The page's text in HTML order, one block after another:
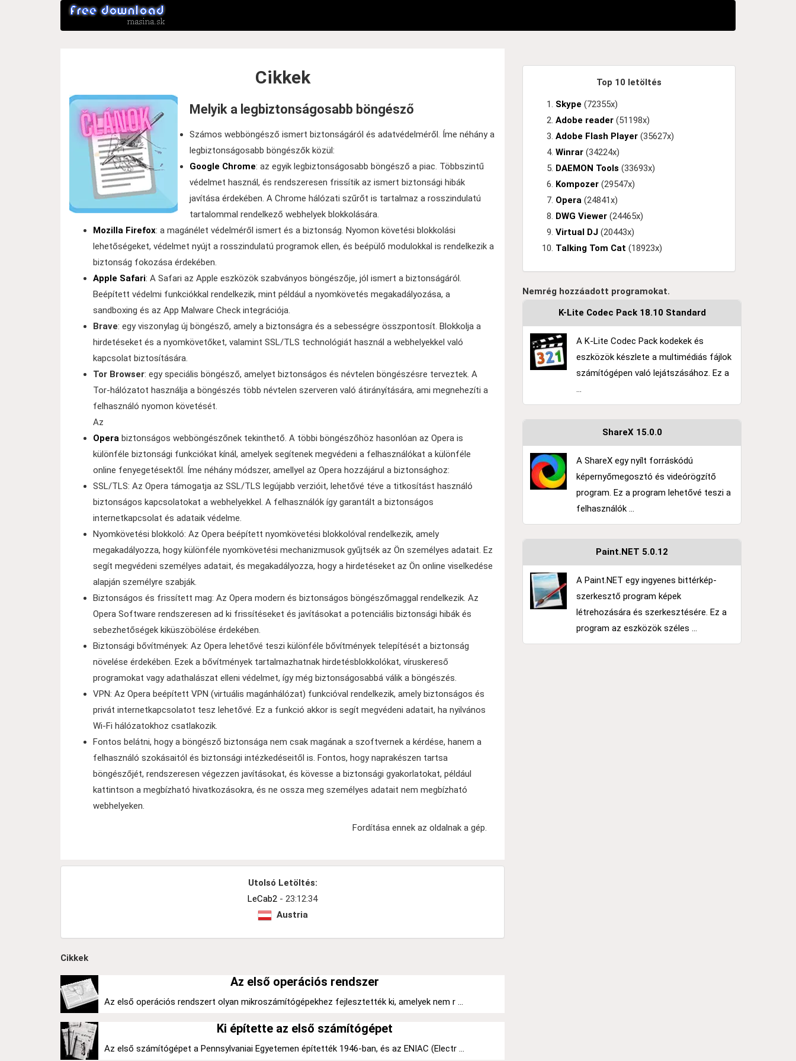
Cikkek
Melyik a legbiztonságosabb böngésző
Számos webböngésző ismert biztonságáról és adatvédelméről. Íme néhány a
legbiztonságosabb böngészők közül:
Google Chrome: az egyik legbiztonságosabb böngésző a piac. Többszintű
védelmet használ, és rendszeresen frissítik az ismert biztonsági hibák
javítása érdekében. A Chrome hálózati szűrőt is tartalmaz a rosszindulatú
tartalommal rendelkező webhelyek blokkolására.
Mozilla Firefox: a magánélet védelméről ismert és a biztonság. Nyomon követési blokkolási
lehetőségeket, védelmet nyújt a rosszindulatú programok ellen, és beépülő modulokkal is rendelkezik a
biztonság fokozása érdekében.
Apple Safari: A Safari az Apple eszközök szabványos böngészője, jól ismert a biztonságáról.
Beépített védelmi funkciókkal rendelkezik, mint például a nyomkövetés megakadályozása, a
sandboxing és az App Malware Check integrációja.
Brave: egy viszonylag új böngésző, amely a biztonságra és a sebességre összpontosít. Blokkolja a
hirdetéseket és a nyomkövetőket, valamint SSL/TLS technológiát használ a webhelyekkel való
kapcsolat biztosítására.
Tor Browser: egy speciális böngésző, amelyet biztonságos és névtelen böngészésre terveztek. A
Tor-hálózatot használja a böngészés több névtelen szerveren való átirányítására, ami megnehezíti a
felhasználó nyomon követését.
Az
Opera biztonságos webböngészőnek tekinthető. A többi böngészőhöz hasonlóan az Opera is
különféle biztonsági funkciókat kínál, amelyek segítenek megvédeni a felhasználókat a különféle
online fenyegetésektől. Íme néhány módszer, amellyel az Opera hozzájárul a biztonsághoz:
SSL/TLS: Az Opera támogatja az SSL/TLS legújabb verzióit, lehetővé téve a titkosítást használó
biztonságos kapcsolatokat a webhelyekkel. A felhasználók így garantált a biztonságos
internetkapcsolat és adataik védelme.
Nyomkövetési blokkoló: Az Opera beépített nyomkövetési blokkolóval rendelkezik, amely
megakadályozza, hogy különféle nyomkövetési mechanizmusok gyűjtsék az Ön személyes adatait. Ez
segít megvédeni személyes adatait, és megakadályozza, hogy a hirdetéseket az Ön online viselkedése
alapján személyre szabják.
Biztonságos és frissített mag: Az Opera modern és biztonságos böngészőmaggal rendelkezik. Az
Opera Software rendszeresen ad ki frissítéseket és javításokat a potenciális biztonsági hibák és
sebezhetőségek kiküszöbölése érdekében.
Biztonsági bővítmények: Az Opera lehetővé teszi különféle bővítmények telepítését a biztonság
növelése érdekében. Ezek a bővítmények tartalmazhatnak hirdetésblokkolókat, víruskereső
programokat vagy adathalászat elleni védelmet, így még biztonságosabbá válik a böngészés.
VPN: Az Opera beépített VPN (virtuális magánhálózat) funkcióval rendelkezik, amely biztonságos és
privát internetkapcsolatot tesz lehetővé. Ez a funkció akkor is segít megvédeni adatait, ha nyilvános
Wi-Fi hálózatokhoz csatlakozik.
Fontos belátni, hogy a böngésző biztonsága nem csak magának a szoftvernek a kérdése, hanem a
felhasználó szokásaitól és biztonsági intézkedéseitől is. Fontos, hogy naprakészen tartsa
böngészőjét, rendszeresen végezzen javításokat, és kövesse a biztonsági gyakorlatokat, például
kattintson a megbízható hivatkozásokra, és ne ossza meg személyes adatait nem megbízható
webhelyeken.
Fordítása ennek az oldalnak a gép.
Utolsó Letöltés:
LeCab2 - 23:12:34
Austria
Cikkek
Az első operációs rendszer
Az első operációs rendszert olyan mikroszámítógépekhez fejlesztették ki, amelyek nem r ...
Ki építette az első számítógépet
Az első számítógépet a Pennsylvaniai Egyetemen építették 1946-ban, és az ENIAC (Electr ...
Top 10 letöltés
Skype (72355x)
Adobe reader (51198x)
Adobe Flash Player (35627x)
Winrar (34224x)
DAEMON Tools (33693x)
Kompozer (29547x)
Opera (24841x)
DWG Viewer (24465x)
Virtual DJ (20443x)
Talking Tom Cat (18923x)
Nemrég hozzáadott programokat.
K-Lite Codec Pack 18.10 Standard
A K-Lite Codec Pack kodekek és
eszközök készlete a multimédiás fájlok
számítógépen való lejátszásához. Ez a
...
ShareX 15.0.0
A ShareX egy nyílt forráskódú
képernyőmegosztó és videórögzítő
program. Ez a program lehetővé teszi a
felhasználók ...
Paint.NET 5.0.12
A Paint.NET egy ingyenes bittérkép-
szerkesztő program képek
létrehozására és szerkesztésére. Ez a
program az eszközök széles ...